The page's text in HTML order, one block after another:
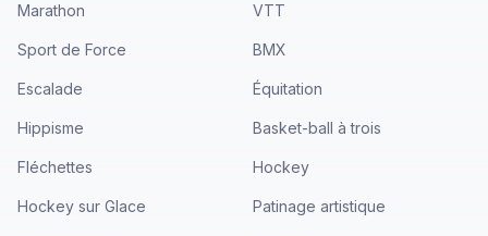
Marathon VTT
Sport de Force BMX
Escalade Équitation
Hippisme Basket-ball à trois
Fléchettes Hockey
Hockey sur Glace Patinage artistique